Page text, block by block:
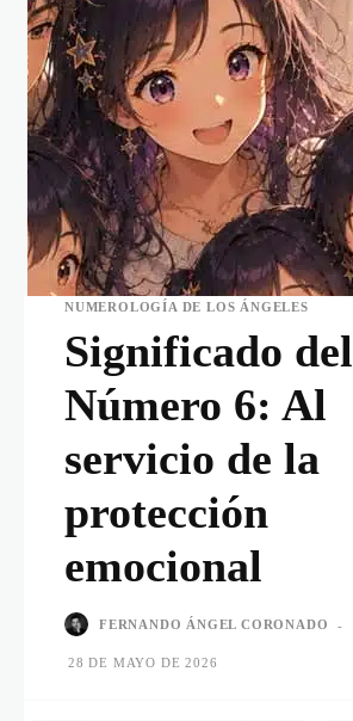
NUMEROLOGÍA DE LOS ÁNGELES
Significado del
Número 6: Al
servicio de la
protección
emocional
FERNANDO ÁNGEL CORONADO -
28 DE MAYO DE 2026